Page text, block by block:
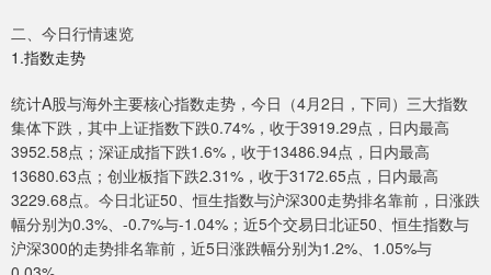
二、今日行情速览
1.指数走势
统计A股与海外主要核心指数走势，今日（4月2日，下同）三大指数
集体下跌，其中上证指数下跌0.74%，收于3919.29点，日内最高
3952.58点；深证成指下跌1.6%，收于13486.94点，日内最高
13680.63点；创业板指下跌2.31%，收于3172.65点，日内最高
3229.68点。今日北证50、恒生指数与沪深300走势排名靠前，日涨跌
幅分别为0.3%、-0.7%与-1.04%；近5个交易日北证50、恒生指数与
沪深300的走势排名靠前，近5日涨跌幅分别为1.2%、1.05%与